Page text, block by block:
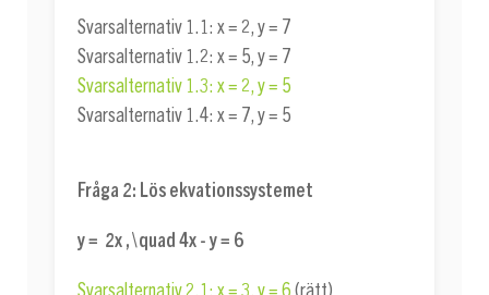
Svarsalternativ 1.1: x = 2, y = 7
Svarsalternativ 1.2: x = 5, y = 7
Svarsalternativ 1.3: x = 2, y = 5
Svarsalternativ 1.4: x = 7, y = 5
Fråga 2: Lös ekvationssystemet
y = 2x , \quad 4x - y = 6
Svarsalternativ 2.1: x = 3 y = 6 (rätt)